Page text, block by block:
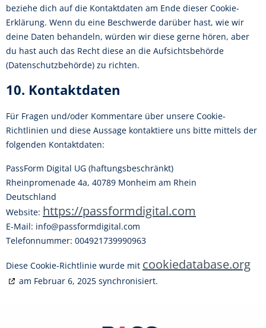
beziehe dich auf die Kontaktdaten am Ende dieser Cookie-
Erklärung. Wenn du eine Beschwerde darüber hast, wie wir
deine Daten behandeln, würden wir diese gerne hören, aber
du hast auch das Recht diese an die Aufsichtsbehörde
(Datenschutzbehörde) zu richten.
10. Kontaktdaten
Für Fragen und/oder Kommentare über unsere Cookie-
Richtlinien und diese Aussage kontaktiere uns bitte mittels der
folgenden Kontaktdaten:
PassForm Digital UG (haftungsbeschränkt)
Rheinpromenade 4a, 40789 Monheim am Rhein
Deutschland
Website: https://passformdigital.com
E-Mail: info@passformdigital.com
Telefonnummer: 004921739990963
Diese Cookie-Richtlinie wurde mit cookiedatabase.org
am Februar 6, 2025 synchronisiert.